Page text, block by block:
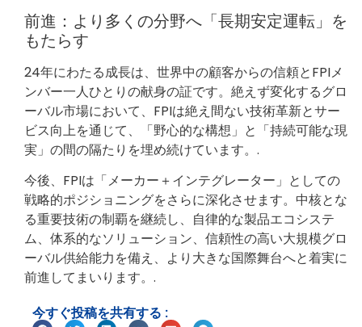
前進：より多くの分野へ「長期安定運転」を
もたらす
24年にわたる成長は、世界中の顧客からの信頼とFPIメ
ンバー一人ひとりの献身の証です。絶えず変化するグロ
ーバル市場において、FPIは絶え間ない技術革新とサー
ビス向上を通じて、「野心的な構想」と「持続可能な現
実」の間の隔たりを埋め続けています。.
今後、FPIは「メーカー＋インテグレーター」としての
戦略的ポジショニングをさらに深化させます。中核とな
る重要技術の制覇を継続し、自律的な製品エコシステ
ム、体系的なソリューション、信頼性の高い大規模グロ
ーバル供給能力を備え、より大きな国際舞台へと着実に
前進してまいります。.
今すぐ投稿を共有する :